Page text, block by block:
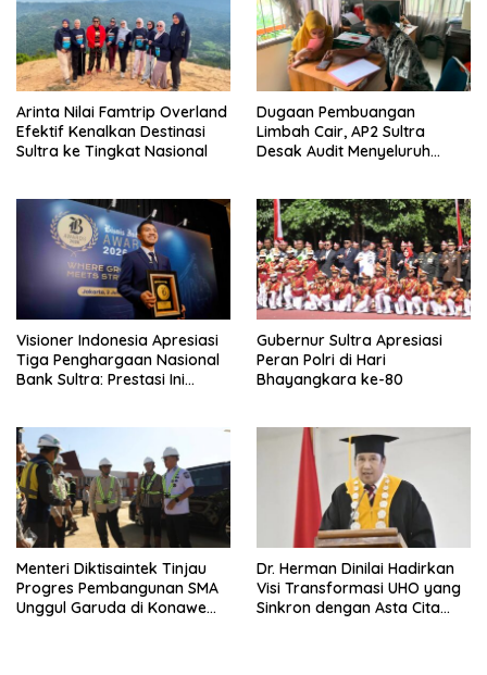
Arinta Nilai Famtrip Overland
Efektif Kenalkan Destinasi
Sultra ke Tingkat Nasional
Dugaan Pembuangan
Limbah Cair, AP2 Sultra
Desak Audit Menyeluruh
Hukum
Visioner Indonesia Apresiasi
Tiga Penghargaan Nasional
Bank Sultra: Prestasi Ini
Andri Permana
Gubernur Sultra Apresiasi
Peran Polri di Hari
Bhayangkara ke-80
Menteri Diktisaintek Tinjau
Progres Pembangunan SMA
Unggul Garuda di Konawe
Dr. Herman Dinilai Hadirkan
Visi Transformasi UHO yang
Sinkron dengan Asta Cita